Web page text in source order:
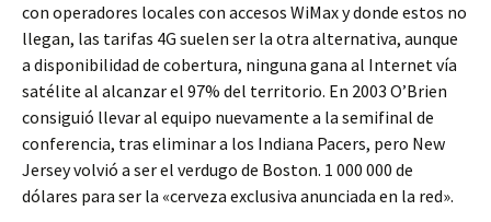
con operadores locales con accesos WiMax y donde estos no
llegan, las tarifas 4G suelen ser la otra alternativa, aunque
a disponibilidad de cobertura, ninguna gana al Internet vía
satélite al alcanzar el 97% del territorio. En 2003 O’Brien
consiguió llevar al equipo nuevamente a la semifinal de
conferencia, tras eliminar a los Indiana Pacers, pero New
Jersey volvió a ser el verdugo de Boston. 1 000 000 de
dólares para ser la «cerveza exclusiva anunciada en la red».